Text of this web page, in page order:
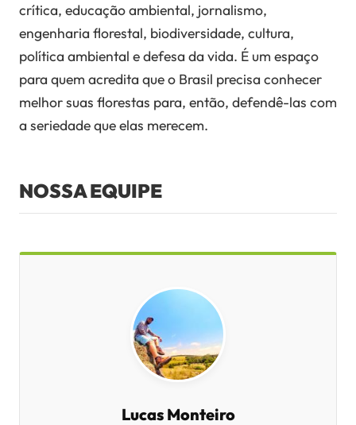
crítica, educação ambiental, jornalismo,
engenharia florestal, biodiversidade, cultura,
política ambiental e defesa da vida. É um espaço
para quem acredita que o Brasil precisa conhecer
melhor suas florestas para, então, defendê-las com
a seriedade que elas merecem.
NOSSA EQUIPE
Lucas Monteiro